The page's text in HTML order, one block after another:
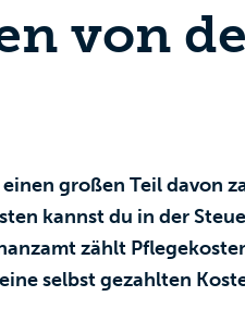
von
großen Teil davon
kannst du in der
zählt
selbst gezahlten